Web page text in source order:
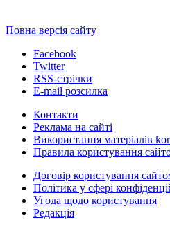
Повна версія сайту
Facebook
Twitter
RSS-стрічки
E-mail розсилка
Контакти
Реклама на сайті
Використання матеріалів
Правила користування
Договір користування
Політика у сфері
Угода щодо користування
Редакція